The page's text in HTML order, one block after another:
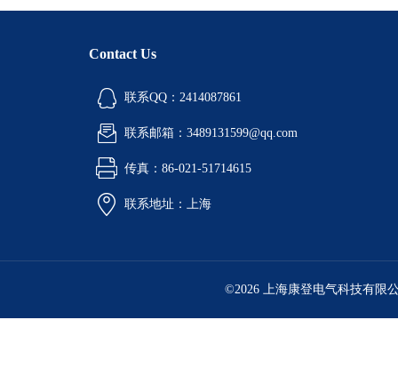
Contact Us
联系QQ：2414087861
联系邮箱：3489131599@qq.com
传真：86-021-51714615
联系地址：上海
©2026 上海康登电气科技有限